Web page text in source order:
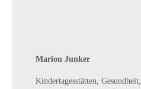
Marion Junker
Kindertagesstätten, Gesundheit,